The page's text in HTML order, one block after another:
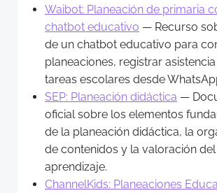
Waibot: Planeación de primaria
chatbot educativo — Recurso
de un chatbot educativo para
planeaciones, registrar
tareas escolares desde
SEP: Planeación didáctica —
oficial sobre los elementos
de la planeación didáctica, la
de contenidos y la valoración del
aprendizaje.
ChannelKids: Planeaciones